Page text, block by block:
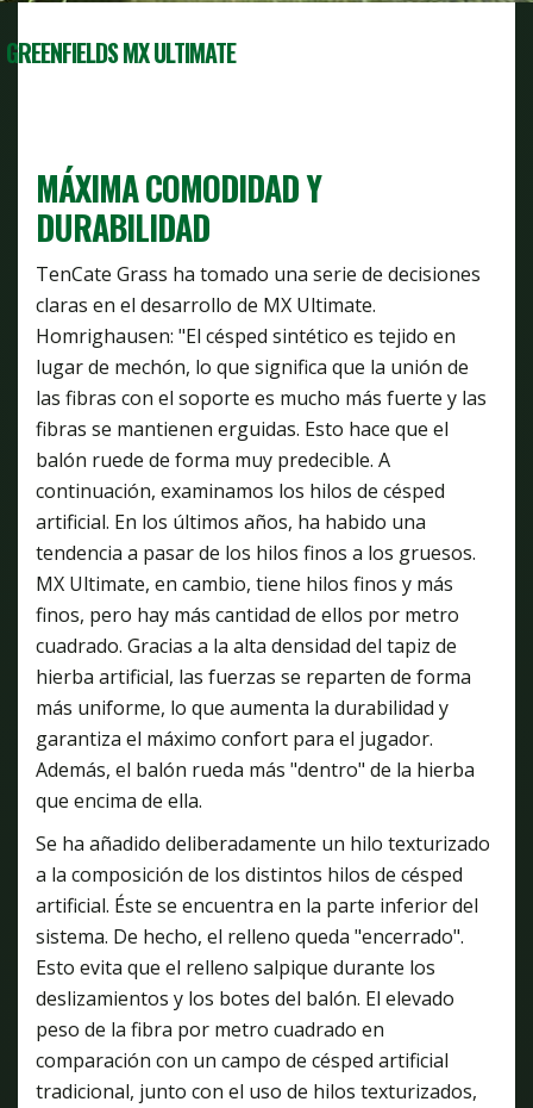
GREENFIELDS MX ULTIMATE
MÁXIMA COMODIDAD Y
DURABILIDAD
TenCate Grass ha tomado una serie de decisiones
claras en el desarrollo de MX Ultimate.
Homrighausen: "El césped sintético es tejido en
lugar de mechón, lo que significa que la unión de
las fibras con el soporte es mucho más fuerte y las
fibras se mantienen erguidas. Esto hace que el
balón ruede de forma muy predecible. A
continuación, examinamos los hilos de césped
artificial. En los últimos años, ha habido una
tendencia a pasar de los hilos finos a los gruesos.
MX Ultimate, en cambio, tiene hilos finos y más
finos, pero hay más cantidad de ellos por metro
cuadrado. Gracias a la alta densidad del tapiz de
hierba artificial, las fuerzas se reparten de forma
más uniforme, lo que aumenta la durabilidad y
garantiza el máximo confort para el jugador.
Además, el balón rueda más "dentro" de la hierba
que encima de ella.
Se ha añadido deliberadamente un hilo texturizado
a la composición de los distintos hilos de césped
artificial. Éste se encuentra en la parte inferior del
sistema. De hecho, el relleno queda "encerrado".
Esto evita que el relleno salpique durante los
deslizamientos y los botes del balón. El elevado
peso de la fibra por metro cuadrado en
comparación con un campo de césped artificial
tradicional, junto con el uso de hilos texturizados,